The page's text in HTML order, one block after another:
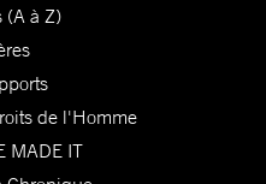
(A à Z)
de l'Homme
MADE IT